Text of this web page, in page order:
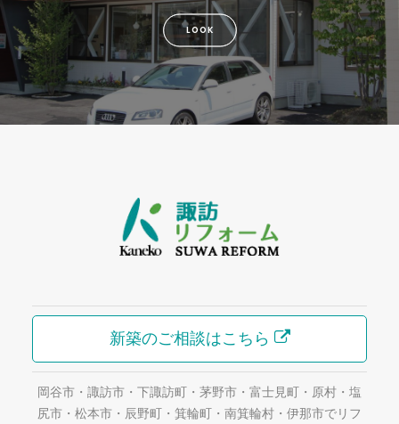
LOOK
新築のご相談はこちら
岡谷市・諏訪市・下諏訪町・茅野市・富士見町・原村・塩
尻市・松本市・辰野町・箕輪町・南箕輪村・伊那市でリフ